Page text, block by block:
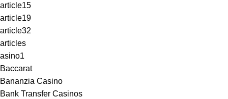
article15
article19
article32
articles
asino1
Baccarat
Bananzia Casino
Bank Transfer Casinos